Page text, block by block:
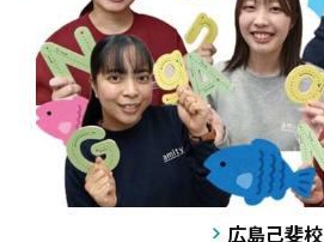
広島己斐校